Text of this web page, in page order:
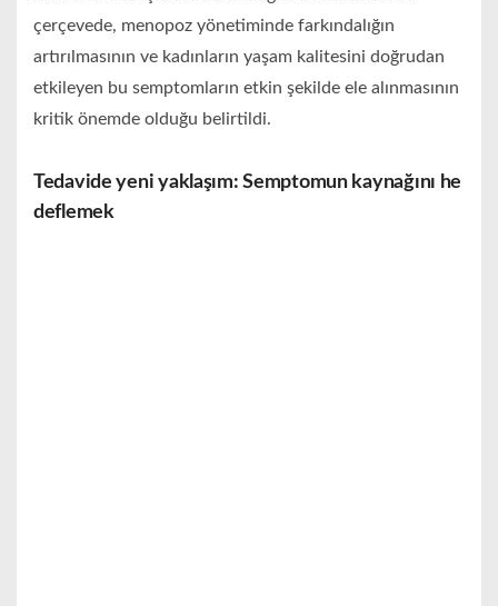
çerçevede, menopoz yönetiminde farkındalığın
artırılmasının ve kadınların yaşam kalitesini doğrudan
etkileyen bu semptomların etkin şekilde ele alınmasının
kritik önemde olduğu belirtildi.
Tedavide yeni yaklaşım: Semptomun kaynağını he
deflemek